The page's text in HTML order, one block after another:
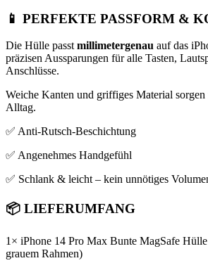
📱 PERFEKTE PASSFORM &
Die Hülle passtmillimetergenau auf das
präzisen Aussparungen für alle Tasten,
Anschlüsse.
Weiche Kanten und griffiges Material
Alltag.
✅ Anti-Rutsch-Beschichtung
✅ Angenehmes Handgefühl
✅ Schlank & leicht – kein unnötiges
📦 LIEFERUMFANG
1× iPhone 14 Pro Max Bunte MagSafe
grauem Rahmen)